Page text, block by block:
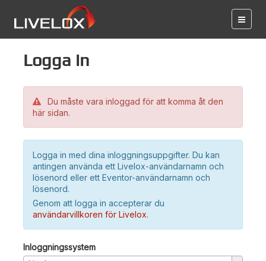
Logga in
Du måste vara inloggad för att komma åt den
här sidan.
Logga in med dina inloggningsuppgifter. Du kan
antingen använda ett Livelox-användarnamn och
lösenord eller ett Eventor-användarnamn och
lösenord.
Genom att logga in accepterar du
användarvillkoren för Livelox.
Inloggningssystem